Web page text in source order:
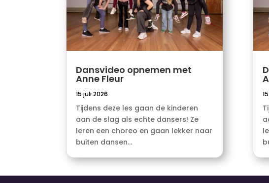
Dansvideo opnemen met
Anne Fleur
15 juli 2026
Tijdens deze les gaan de kinderen
aan de slag als echte dansers! Ze
leren een choreo en gaan lekker naar
buiten dansen...